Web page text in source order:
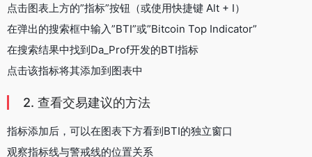
点击图表上方的”指标”按钮（或使用快捷键 Alt + I）
在弹出的搜索框中输入”BTI”或”Bitcoin Top Indicator”
在搜索结果中找到Da_Prof开发的BTI指标
点击该指标将其添加到图表中
2. 查看交易建议的方法
指标添加后，可以在图表下方看到BTI的独立窗口
观察指标线与警戒线的位置关系